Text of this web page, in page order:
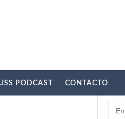
PODCAST CONTACTO